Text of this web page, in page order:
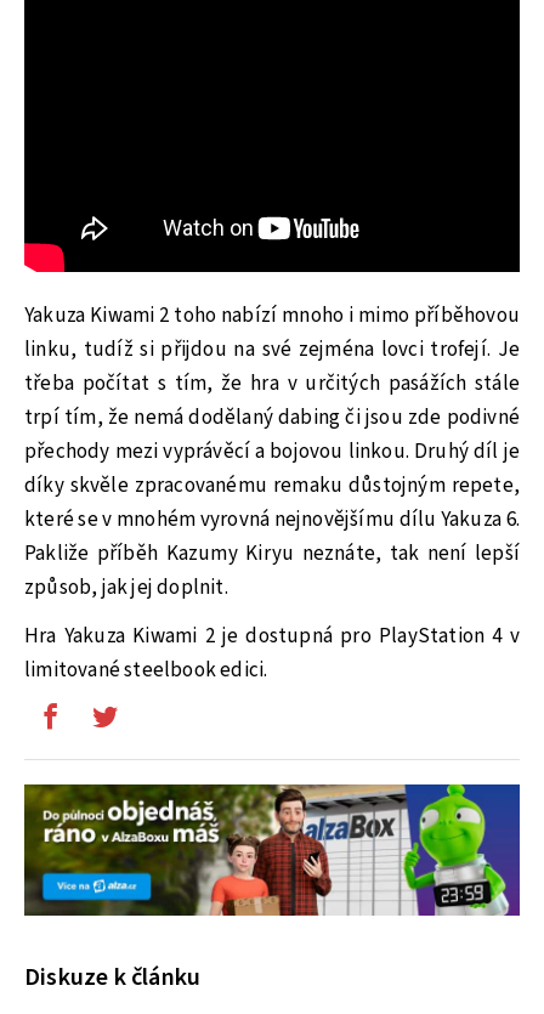
Yakuza Kiwami 2 toho nabízí mnoho i mimo příběhovou
linku, tudíž si přijdou na své zejména lovci trofejí. Je
třeba počítat s tím, že hra v určitých pasážích stále
trpí tím, že nemá dodělaný dabing či jsou zde podivné
přechody mezi vyprávěcí a bojovou linkou. Druhý díl je
díky skvěle zpracovanému remaku důstojným repete,
které se v mnohém vyrovná nejnovějšímu dílu Yakuza 6.
Pakliže příběh Kazumy Kiryu neznáte, tak není lepší
způsob, jak jej doplnit.
Hra Yakuza Kiwami 2 je dostupná pro PlayStation 4 v
limitované steelbook edici.
Diskuze k článku